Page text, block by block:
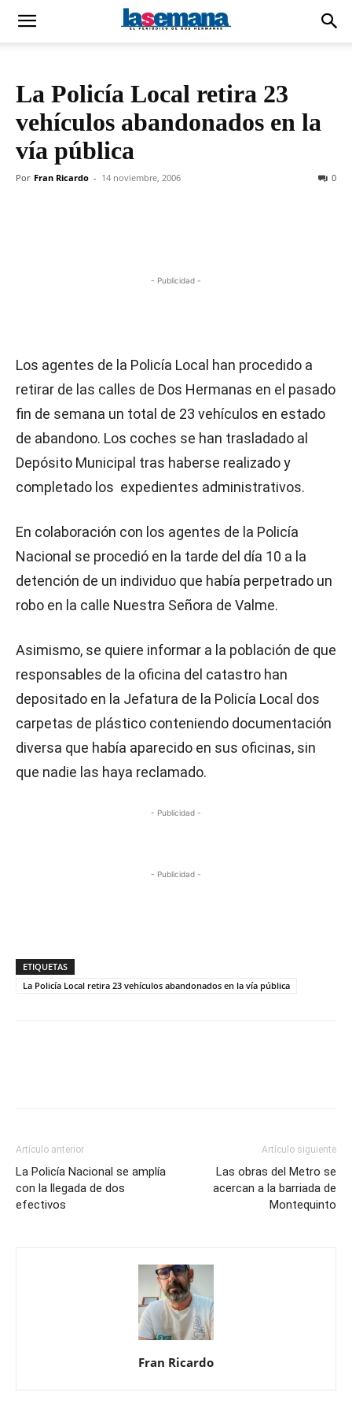
La Policía Local retira 23
vehículos abandonados en la
vía pública
Por Fran Ricardo - 14 noviembre, 2006 0
- Publicidad -
Los agentes de la Policía Local han procedido a
retirar de las calles de Dos Hermanas en el pasado
fin de semana un total de 23 vehículos en estado
de abandono. Los coches se han trasladado al
Depósito Municipal tras haberse realizado y
completado los expedientes administrativos.
En colaboración con los agentes de la Policía
Nacional se procedió en la tarde del día 10 a la
detención de un individuo que había perpetrado un
robo en la calle Nuestra Señora de Valme.
Asimismo, se quiere informar a la población de que
responsables de la oficina del catastro han
depositado en la Jefatura de la Policía Local dos
carpetas de plástico conteniendo documentación
diversa que había aparecido en sus oficinas, sin
que nadie las haya reclamado.
- Publicidad -
- Publicidad -
ETIQUETAS
La Policía Local retira 23 vehículos abandonados en la vía pública
Artículo anterior
La Policía Nacional se amplía
con la llegada de dos
efectivos
Artículo siguiente
Las obras del Metro se
acercan a la barriada de
Montequinto
Fran Ricardo